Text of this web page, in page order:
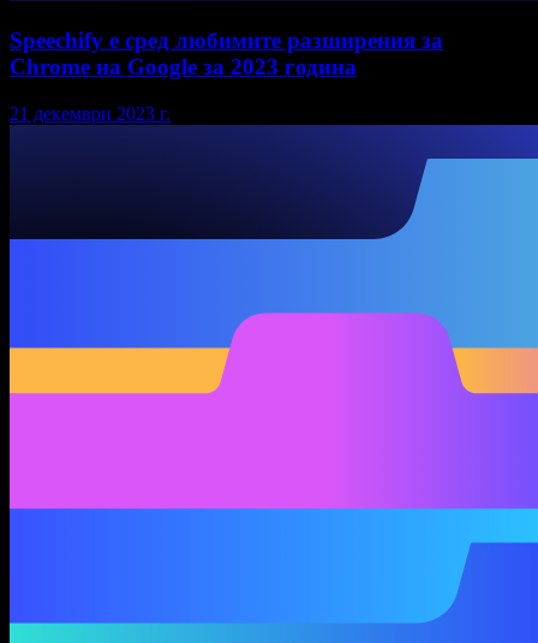
Speechify е сред любимите разширения за
Chrome на Google за 2023 година
21 декември 2023 г.